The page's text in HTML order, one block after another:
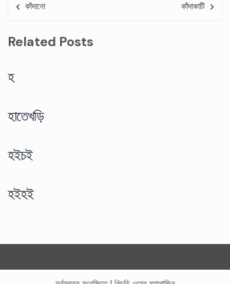
কাঁদানো
কাঁদাকাটি
Related Posts
হ
হাতেখড়ি
হইচই
হইহই